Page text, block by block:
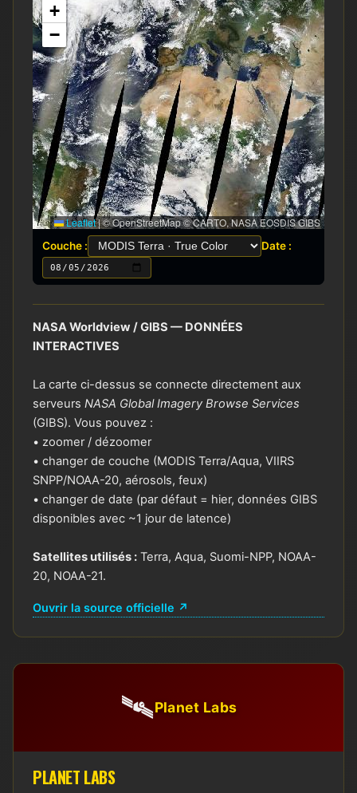
+
−
Leaflet|© OpenStreetMap © CARTO, NASA EOSDIS GIBS
Couche : Date :
NASA Worldview / GIBS — DONNÉES
INTERACTIVES
La carte ci-dessus se connecte directement aux
serveurs NASA Global Imagery Browse Services
(GIBS). Vous pouvez :
• zoomer / dézoomer
• changer de couche (MODIS Terra/Aqua, VIIRS
SNPP/NOAA-20, aérosols, feux)
• changer de date (par défaut = hier, données GIBS
disponibles avec ~1 jour de latence)
Satellites utilisés : Terra, Aqua, Suomi-NPP, NOAA-
20, NOAA-21.
Ouvrir la source officielle ↗
🛰️Planet Labs
PLANET LABS